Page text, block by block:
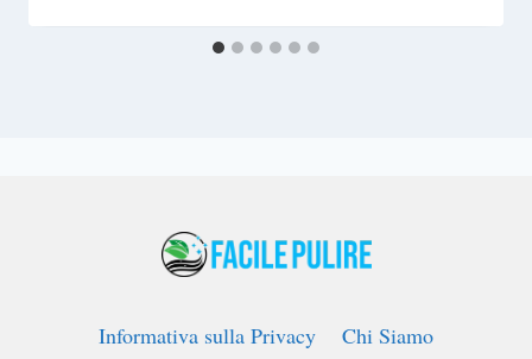
Informativa sulla Privacy
Chi Siamo